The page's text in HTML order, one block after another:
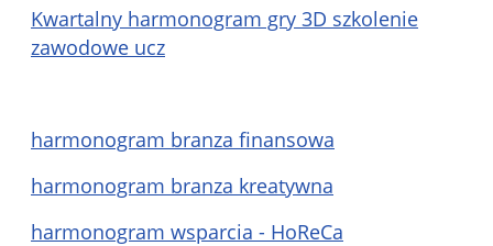
Kwartalny harmonogram gry 3D szkolenie
zawodowe ucz
harmonogram branza finansowa
harmonogram branza kreatywna
harmonogram wsparcia - HoReCa